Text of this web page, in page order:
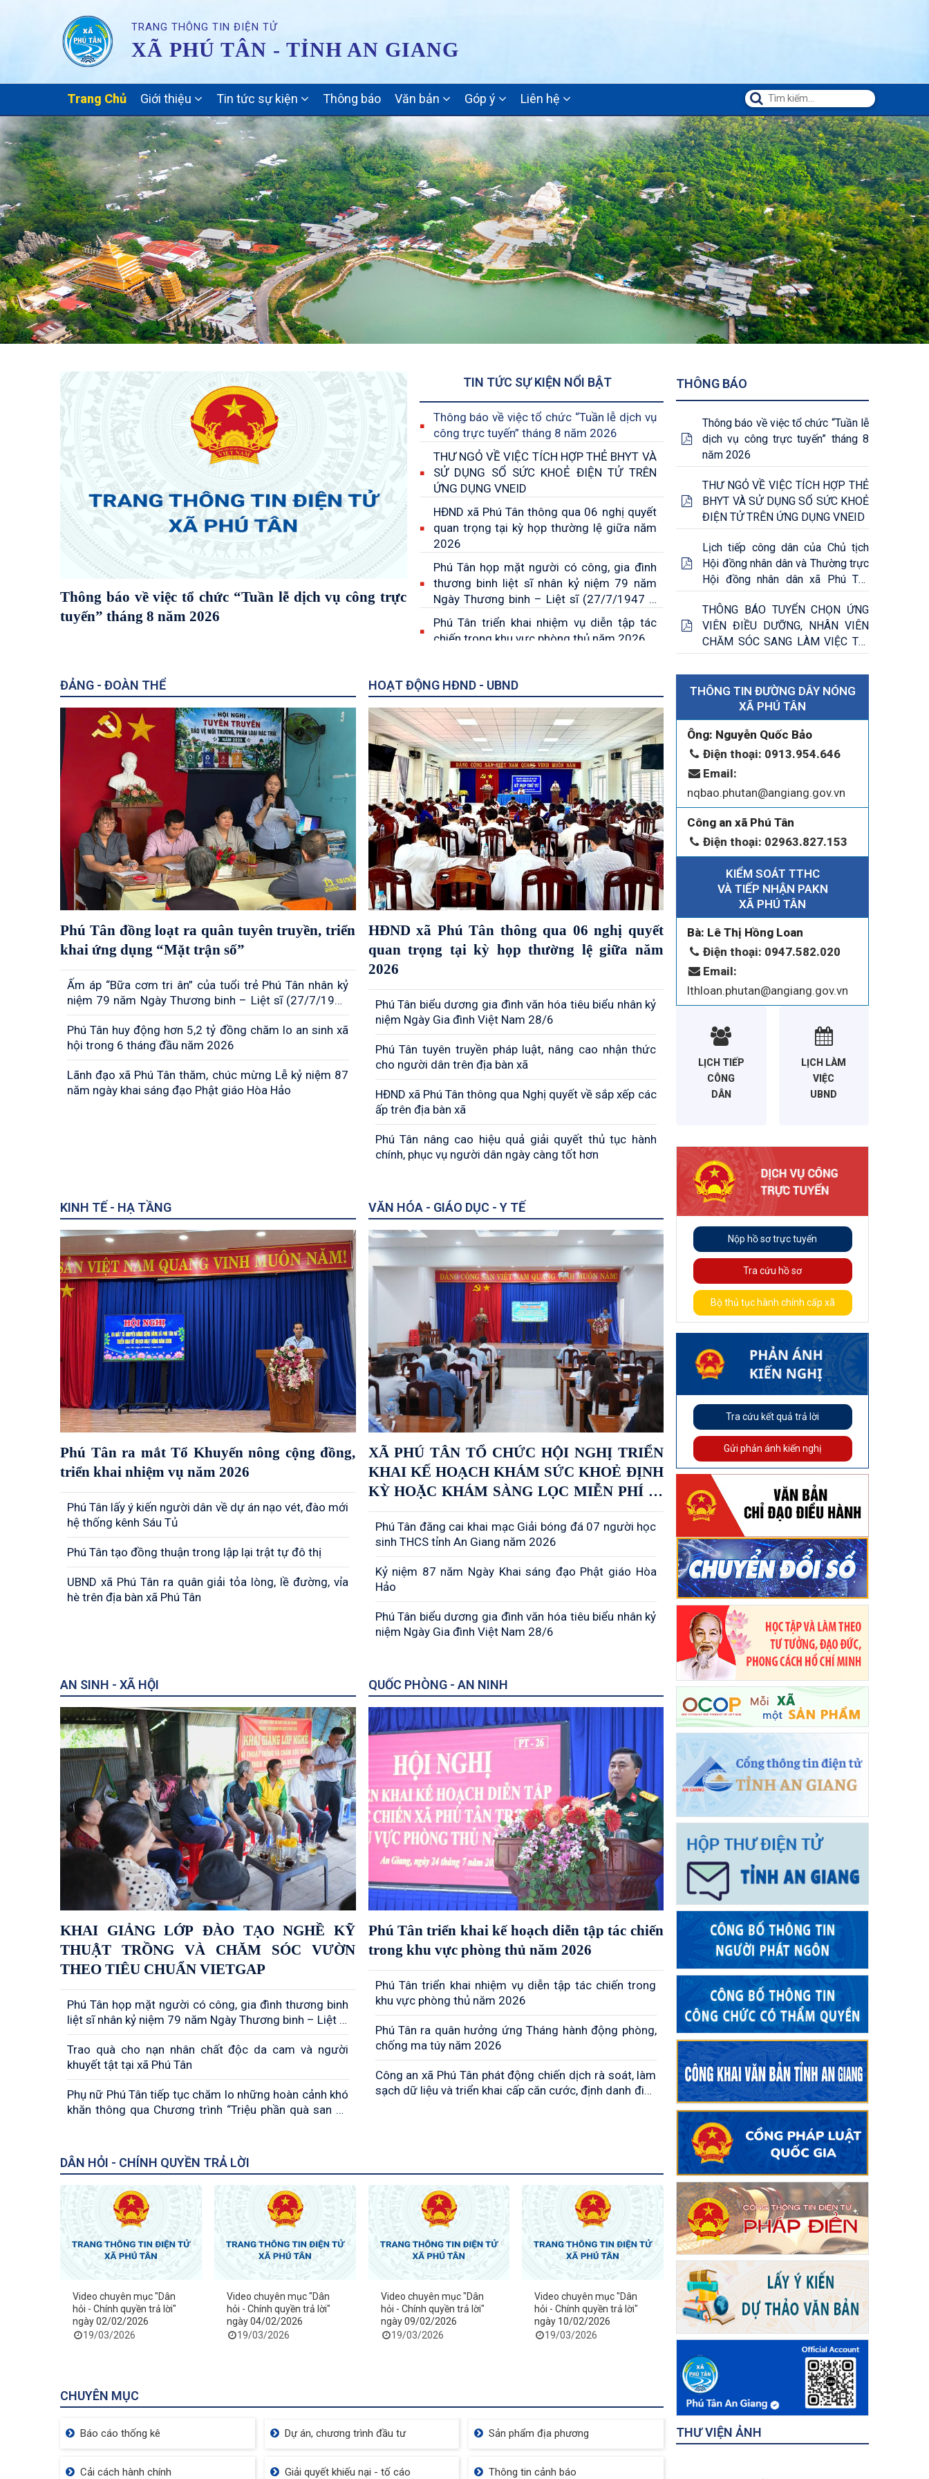
TRANG THÔNG TIN ĐIỆN TỬ
XÃ PHÚ TÂN - TỈNH AN GIANG
NAVIGATION
Trang Chủ Giới thiệu Tin tức sự kiện Thông báo Văn bản Góp ý Liên hệ
THƯ NGỎ VỀ VIỆC TÍCH HỢP THẺ BHYT VÀ SỬ
DỤNG SỔ SỨC KHOẺ ĐIỆN TỬ TRÊN ỨNG DỤNG
TIN TỨC SỰ KIỆN NỔI BẬT
Thông báo về việc tổ chức “Tuần lễ dịch vụ
công trực tuyến” tháng 8 năm 2026
THƯ NGỎ VỀ VIỆC TÍCH HỢP THẺ BHYT VÀ
SỬ DỤNG SỔ SỨC KHOẺ ĐIỆN TỬ TRÊN
ỨNG DỤNG VNEID
HĐND xã Phú Tân thông qua 06 nghị quyết
quan trọng tại kỳ họp thường lệ giữa năm
2026
Phú Tân họp mặt người có công, gia đình
thương binh liệt sĩ nhân kỷ niệm 79 năm
Ngày Thương binh – Liệt sĩ (27/7/1947 –
27/7/2026)
Phú Tân triển khai nhiệm vụ diễn tập tác
chiến trong khu vực phòng thủ năm 2026
NÂNG CAO NĂNG LỰC THỰC HIỆN
CHƯƠNG TRÌNH GIẢM NGHÈO BỀN VỮNG
NĂM 2026
Lãnh đạo xã Phú Tân thăm, chúc mừng Lễ
kỷ niệm 87 năm ngày khai sáng đạo Phật
giáo Hòa Hảo
Phú Tân ra quân hưởng ứng Tháng hành
động phòng, chống ma túy năm 2026
Phú Tân biểu dương gia đình văn hóa tiêu
biểu nhân kỷ niệm Ngày Gia đình Việt Nam
28/6
Phú Tân tuyên truyền pháp luật, nâng cao
nhận thức cho người dân trên địa bàn xã
THÔNG BÁO
Thông báo về việc tổ chức “Tuần lễ
dịch vụ công trực tuyến” tháng 8
năm 2026
THƯ NGỎ VỀ VIỆC TÍCH HỢP THẺ
BHYT VÀ SỬ DỤNG SỔ SỨC KHOẺ
ĐIỆN TỬ TRÊN ỨNG DỤNG VNEID
Lịch tiếp công dân của Chủ tịch
Hội đồng nhân dân và Thường trực
Hội đồng nhân dân xã Phú Tân
tháng 8/2026
THÔNG BÁO TUYỂN CHỌN ỨNG
VIÊN ĐIỀU DƯỠNG, NHÂN VIÊN
CHĂM SÓC SANG LÀM VIỆC TẠI
NHẬT BẢN THEO CHƯƠNG TRÌNH
EPA KHÓA 15
ĐẢNG - ĐOÀN THỂ
Phú Tân đồng loạt ra quân tuyên truyền, triển
khai ứng dụng “Mặt trận số”
Ấm áp “Bữa cơm tri ân” của tuổi trẻ Phú Tân nhân kỷ
niệm 79 năm Ngày Thương binh – Liệt sĩ (27/7/1947
– 27/7/2026)
Phú Tân huy động hơn 5,2 tỷ đồng chăm lo an sinh xã
hội trong 6 tháng đầu năm 2026
Lãnh đạo xã Phú Tân thăm, chúc mừng Lễ kỷ niệm 87
năm ngày khai sáng đạo Phật giáo Hòa Hảo
HOẠT ĐỘNG HĐND - UBND
HĐND xã Phú Tân thông qua 06 nghị quyết
quan trọng tại kỳ họp thường lệ giữa năm
2026
Phú Tân biểu dương gia đình văn hóa tiêu biểu nhân kỷ
niệm Ngày Gia đình Việt Nam 28/6
Phú Tân tuyên truyền pháp luật, nâng cao nhận thức
cho người dân trên địa bàn xã
HĐND xã Phú Tân thông qua Nghị quyết về sắp xếp các
ấp trên địa bàn xã
Phú Tân nâng cao hiệu quả giải quyết thủ tục hành
chính, phục vụ người dân ngày càng tốt hơn
KINH TẾ - HẠ TẦNG
Phú Tân ra mắt Tổ Khuyến nông cộng đồng,
triển khai nhiệm vụ năm 2026
Phú Tân lấy ý kiến người dân về dự án nạo vét, đào mới
hệ thống kênh Sáu Tủ
Phú Tân tạo đồng thuận trong lập lại trật tự đô thị
UBND xã Phú Tân ra quân giải tỏa lòng, lề đường, vỉa
hè trên địa bàn xã Phú Tân
VĂN HÓA - GIÁO DỤC - Y TẾ
XÃ PHÚ TÂN TỔ CHỨC HỘI NGHỊ TRIỂN
KHAI KẾ HOẠCH KHÁM SỨC KHOẺ ĐỊNH
KỲ HOẶC KHÁM SÀNG LỌC MIỄN PHÍ ÍT
NHẤT MỖI NĂM MỘT LẦN CHO NGƯỜI
DÂN
Phú Tân đăng cai khai mạc Giải bóng đá 07 người học
sinh THCS tỉnh An Giang năm 2026
Kỷ niệm 87 năm Ngày Khai sáng đạo Phật giáo Hòa
Hảo
Phú Tân biểu dương gia đình văn hóa tiêu biểu nhân kỷ
niệm Ngày Gia đình Việt Nam 28/6
AN SINH - XÃ HỘI
KHAI GIẢNG LỚP ĐÀO TẠO NGHỀ KỸ
THUẬT TRỒNG VÀ CHĂM SÓC VƯỜN
THEO TIÊU CHUẨN VIETGAP
Phú Tân họp mặt người có công, gia đình thương binh
liệt sĩ nhân kỷ niệm 79 năm Ngày Thương binh – Liệt sĩ
(27/7/1947 – 27/7/2026)
Trao quà cho nạn nhân chất độc da cam và người
khuyết tật tại xã Phú Tân
Phụ nữ Phú Tân tiếp tục chăm lo những hoàn cảnh khó
khăn thông qua Chương trình “Triệu phần quà san sẻ
QUỐC PHÒNG - AN NINH
Phú Tân triển khai kế hoạch diễn tập tác chiến
trong khu vực phòng thủ năm 2026
Phú Tân triển khai nhiệm vụ diễn tập tác chiến trong
khu vực phòng thủ năm 2026
Phú Tân ra quân hưởng ứng Tháng hành động phòng,
chống ma túy năm 2026
Công an xã Phú Tân phát động chiến dịch rà soát, làm
sạch dữ liệu và triển khai cấp căn cước, định danh điện
DÂN HỎI - CHÍNH QUYỀN TRẢ LỜI
Video chuyên mục "Dân
hỏi - Chính quyền trả lời"
ngày 02/02/2026
19/03/2026
Video chuyên mục "Dân
hỏi - Chính quyền trả lời"
ngày 04/02/2026
19/03/2026
Video chuyên mục "Dân
hỏi - Chính quyền trả lời"
ngày 09/02/2026
19/03/2026
Video chuyên mục "Dân
hỏi - Chính quyền trả lời"
ngày 10/02/2026
19/03/2026
CHUYÊN MỤC
Báo cáo thống kê
Cải cách hành chính
Dự án, chương trình đầu tư
Giải quyết khiếu nại - tố cáo
Sản phẩm địa phương
Thông tin cảnh báo
THÔNG TIN ĐƯỜNG DÂY NÓNG
XÃ PHÚ TÂN
Ông: Nguyễn Quốc Bảo
Điện thoại: 0913.954.646
Email:
nqbao.phutan@angiang.gov.vn
Công an xã Phú Tân
Điện thoại: 02963.827.153
KIỂM SOÁT TTHC
VÀ TIẾP NHẬN PAKN
XÃ PHÚ TÂN
Bà: Lê Thị Hồng Loan
Điện thoại: 0947.582.020
Email:
lthloan.phutan@angiang.gov.vn
LỊCH TIẾP
CÔNG
DÂN
LỊCH LÀM
VIỆC
UBND
Nộp hồ sơ trực tuyến
Tra cứu hồ sơ
Bộ thủ tục hành chính cấp xã
Tra cứu kết quả trả lời
Gửi phản ánh kiến nghị
THƯ VIỆN ẢNH